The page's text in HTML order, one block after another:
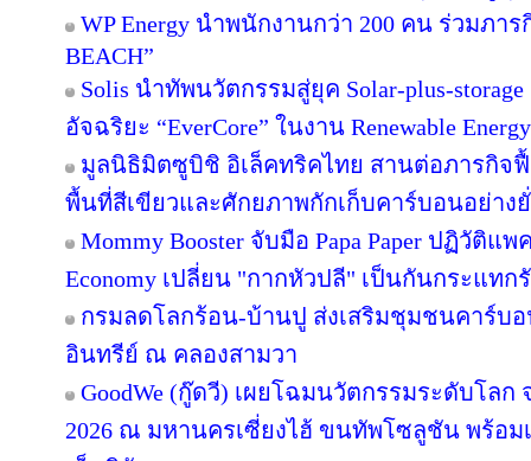
WP Energy นำพนักงานกว่า 200 คน ร่วมภาร
BEACH”
Solis นำทัพนวัตกรรมสู่ยุค Solar-plus-
อัจฉริยะ “EverCore” ในงาน Renewable
มูลนิธิมิตซูบิชิ อิเล็คทริคไทย สานต่อภารกิ
พื้นที่สีเขียวและศักยภาพกักเก็บคาร์บอนอย่าง
Mommy Booster จับมือ Papa Paper ปฏิวัติแ
Economy เปลี่ยน "กากหัวปลี" เป็นกันกระแทก
กรมลดโลกร้อน-บ้านปู ส่งเสริมชุมชนคาร์บ
อินทรีย์ ณ คลองสามวา
GoodWe (กู๊ดวี) เผยโฉมนวัตกรรมระดับโลก
2026 ณ มหานครเซี่ยงไฮ้ ขนทัพโซลูชัน พร้อ